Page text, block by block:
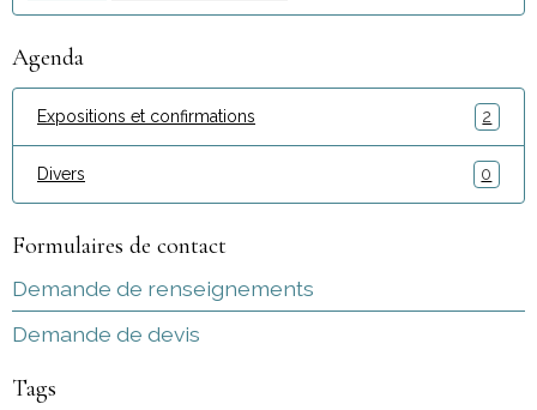
Agenda
Expositions et confirmations 2
Divers 0
Formulaires de contact
Demande de renseignements
Demande de devis
Tags